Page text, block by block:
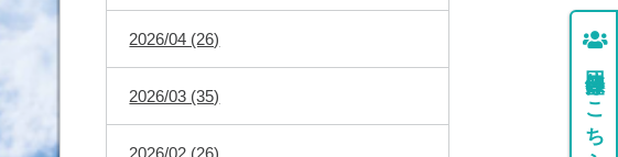
2026/04 (26)
2026/03 (35)
2026/02 (26) 団体登録はこちら